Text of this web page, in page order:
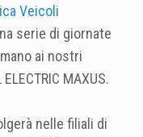
Veicoli
serie di giornate
ai nostri
MAXUS.
nelle filiali di